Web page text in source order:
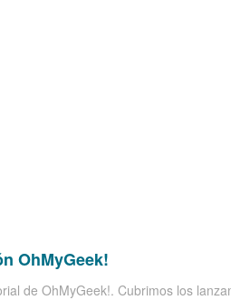
OhMyGeek!
de OhMyGeek!. Cubrimos los